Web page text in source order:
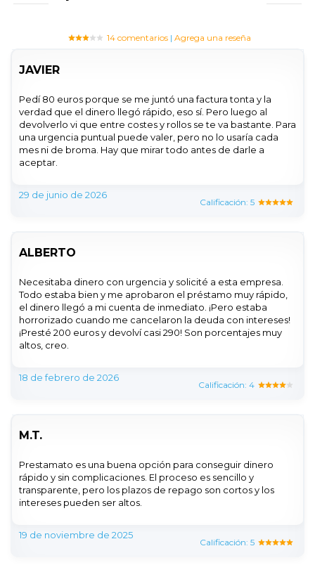
14 comentarios| Agrega una reseña
JAVIER
Pedí 80 euros porque se me juntó una factura tonta y la
verdad que el dinero llegó rápido, eso sí. Pero luego al
devolverlo vi que entre costes y rollos se te va bastante. Para
una urgencia puntual puede valer, pero no lo usaría cada
mes ni de broma. Hay que mirar todo antes de darle a
aceptar.
29 de junio de 2026
Calificación: 5
ALBERTO
Necesitaba dinero con urgencia y solicité a esta empresa.
Todo estaba bien y me aprobaron el préstamo muy rápido,
el dinero llegó a mi cuenta de inmediato. ¡Pero estaba
horrorizado cuando me cancelaron la deuda con intereses!
¡Presté 200 euros y devolví casi 290! Son porcentajes muy
altos, creo.
18 de febrero de 2026
Calificación: 4
M.T.
Prestamato es una buena opción para conseguir dinero
rápido y sin complicaciones. El proceso es sencillo y
transparente, pero los plazos de repago son cortos y los
intereses pueden ser altos.
19 de noviembre de 2025
Calificación: 5